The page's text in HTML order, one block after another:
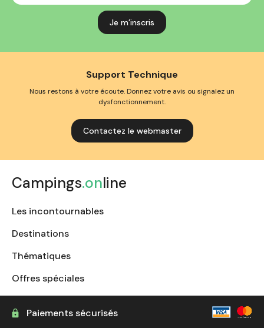
Support Technique
Nous restons à votre écoute. Donnez votre avis ou signalez un
dysfonctionnement.
Contactez le webmaster
Campings.online
Les incontournables
Destinations
Thématiques
Offres spéciales
Paiements sécurisés